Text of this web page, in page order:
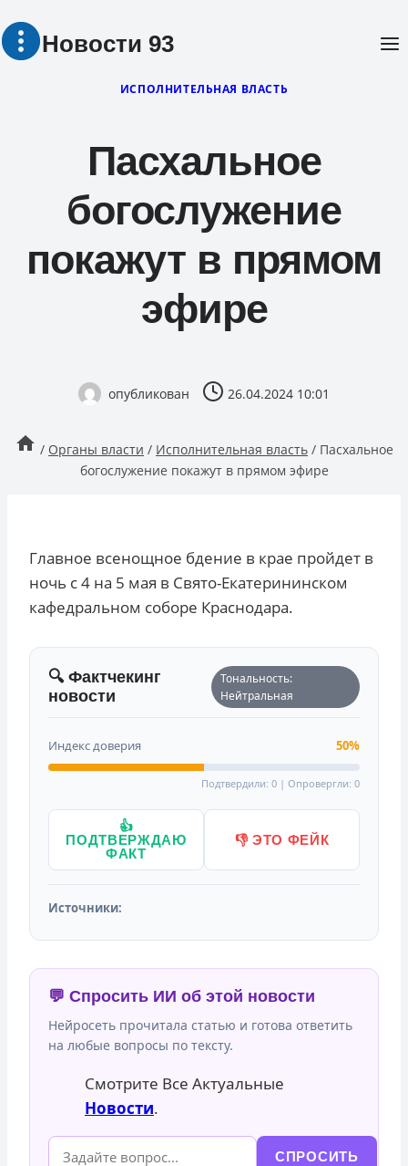
Перейти
Новости 93
ИСПОЛНИТЕЛЬНАЯ ВЛАСТЬ
Пасхальное
богослужение
покажут в прямом
эфире
опубликован 26.04.2024 10:01
/ Органы власти / Исполнительная власть / Пасхальное
богослужение покажут в прямом эфире
Главное всенощное бдение в крае пройдет в
ночь с 4 на 5 мая в Свято-Екатерининском
кафедральном соборе Краснодара.
🔍 Фактчекинг
новости
Тональность:
Нейтральная
Индекс доверия 50%
Подтвердили: 0 | Опровергли: 0
👍
ПОДТВЕРЖДАЮ
ФАКТ
👎 ЭТО ФЕЙК
Источники:
💬 Спросить ИИ об этой новости
Нейросеть прочитала статью и готова ответить
на любые вопросы по тексту.
Смотрите Все Актуальные
Новости.
СПРОСИТЬ